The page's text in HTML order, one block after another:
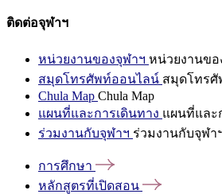
ติดต่อจุฬาฯ
หน่วยงานของจุฬาฯ หน่วยงานขอ
สมุดโทรศัพท์ออนไลน์ สมุดโทร
Chula Map Chula Map
แผนที่และการเดินทาง แผนที่และ
ร่วมงานกับจุฬาฯ ร่วมงานกับจุฬา
การศึกษา
หลักสูตรที่เปิดสอน